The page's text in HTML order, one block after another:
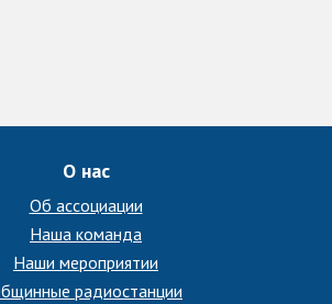
О нас
Об ассоциации
Наша команда
Наши мероприятии
радиостанции